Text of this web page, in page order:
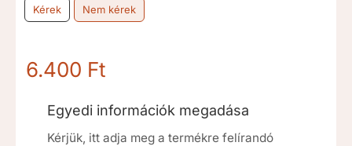
Kérek Nem kérek
6.400 Ft
Egyedi információk megadása
Kérjük, itt adja meg a termékre felírandó